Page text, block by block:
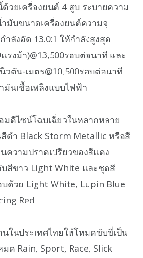
วยเครื่องยนต์ 4 สูบ ระบายความ
มันขนาดเครื่องยนต์ความจุ
ำลังอัด 13.0:1 ให้กำลังสูงสุด
รงม้า)@13,500รอบต่อนาที และ
วตัน-เมตร@10,500รอบต่อนาที
นเชื้อเพลิงแบบไฟฟ้า
ดีไซน์โฉบเฉี่ยวในหลากหลาย
สีดำ Black Storm Metallic หรือสี
ความปราดเปรียวของสีแดง
บสีขาว Light White และชุดสี
ด้วย Light White, Lupin Blue
Red
ในประเทศไทยให้โหมดขับขี่เป็น
ด Rain, Sport, Race, Slick